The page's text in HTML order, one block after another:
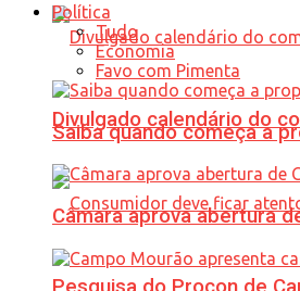
Divulgado calendário do
Política
Tudo
Economia
Favo com Pimenta
Saiba quando começa a
Câmara aprova abertura